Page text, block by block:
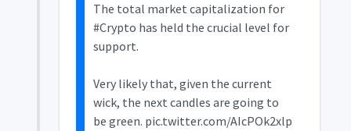
The total market capitalization for
#Crypto has held the crucial level for
support.
Very likely that, given the current
wick, the next candles are going to
be green. pic.twitter.com/AIcPOk2xlp